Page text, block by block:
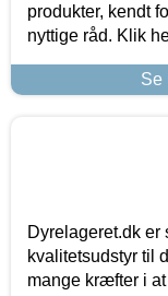
produkter, kendt
nyttige råd. Klik
Se
Dyrelageret.dk er
kvalitetsudstyr til
mange kræfter i